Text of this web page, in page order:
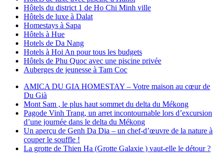
Hôtels du district 1 de Ho Chi Minh ville
Hôtels de luxe à Dalat
Homestays à Sapa
Hôtels à Hue
Hotels de Da Nang
Hotels à Hoi An pour tous les budgets
Hôtels de Phu Quoc avec une piscine privée
Auberges de jeunesse à Tam Coc
AMICA DU GIA HOMESTAY – Votre maison au cœur de
Du Già
Mont Sam , le plus haut sommet du delta du Mékong
Pagode Vinh Trang, un arret incontournable lors d’excursion
d’une journée dans le delta du Mékong
Un aperçu de Genh Da Dia – un chef-d’œuvre de la nature à
couper le souffle !
La grotte de Thien Ha (Grotte Galaxie ) vaut-elle le détour ?